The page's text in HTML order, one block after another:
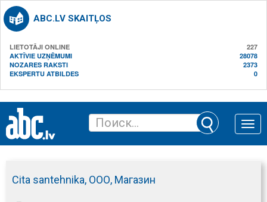
ABC.LV SKAITĻOS
LIETOTĀJI ONLINE
227
AKTĪVIE UZŅĒMUMI
28078
NOZARES RAKSTI
2373
EKSPERTU ATBILDES
0
Toggle
Cita santehnika, ООО, Магазин